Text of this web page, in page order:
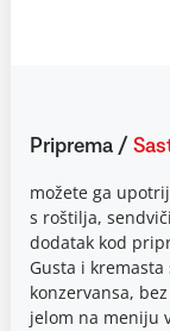
Priprema /
možete ga
s roštilja,
dodatak kod
Gusta i
konzervansa,
jelom na meniju